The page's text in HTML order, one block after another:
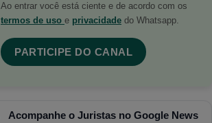
Ao entrar você está ciente e de acordo com os
termos de uso e privacidade do Whatsapp.
PARTICIPE DO CANAL
Acompanhe o Juristas no Google News